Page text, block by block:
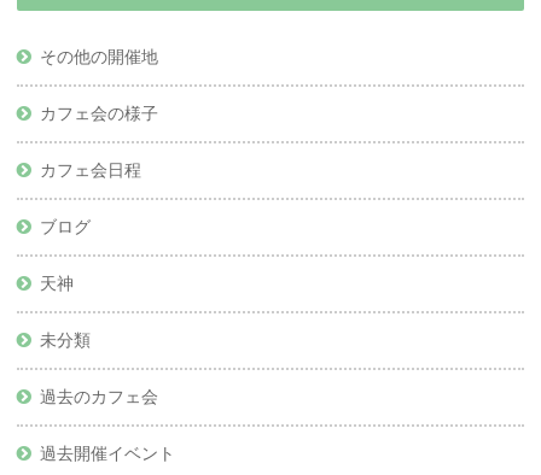
その他の開催地
カフェ会の様子
カフェ会日程
ブログ
天神
未分類
過去のカフェ会
過去開催イベント